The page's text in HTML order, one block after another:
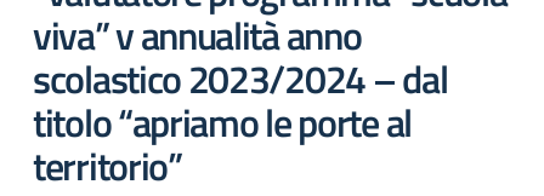
viva” v annualità anno
scolastico 2023/2024 – dal
titolo “apriamo le porte al
territorio”